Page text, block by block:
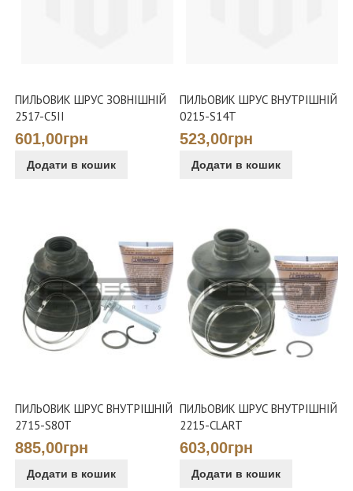
ПИЛЬОВИК ШРУС ЗОВНІШНІЙ
2517-C5II
601,00грн
Додати в кошик
ПИЛЬОВИК ШРУС ВНУТРІШНІЙ
0215-S14T
523,00грн
Додати в кошик
ПИЛЬОВИК ШРУС ВНУТРІШНІЙ
2715-S80T
885,00грн
Додати в кошик
ПИЛЬОВИК ШРУС ВНУТРІШНІЙ
2215-CLART
603,00грн
Додати в кошик